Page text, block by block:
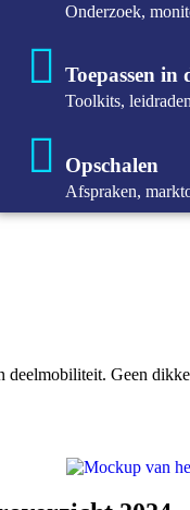
Onderzoek,
Toepassen
Toolkits,
Opschalen
Afspraken,
Geen